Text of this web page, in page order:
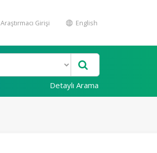
Araştırmacı Girişi English
Detaylı Arama